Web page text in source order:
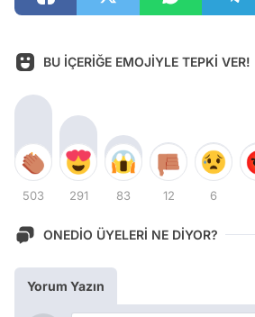
BU İÇERİĞE EMOJİYLE TEPKİ VER!
503 291 83 12 6
ONEDİO ÜYELERİ NE DİYOR?
Yorum Yazın